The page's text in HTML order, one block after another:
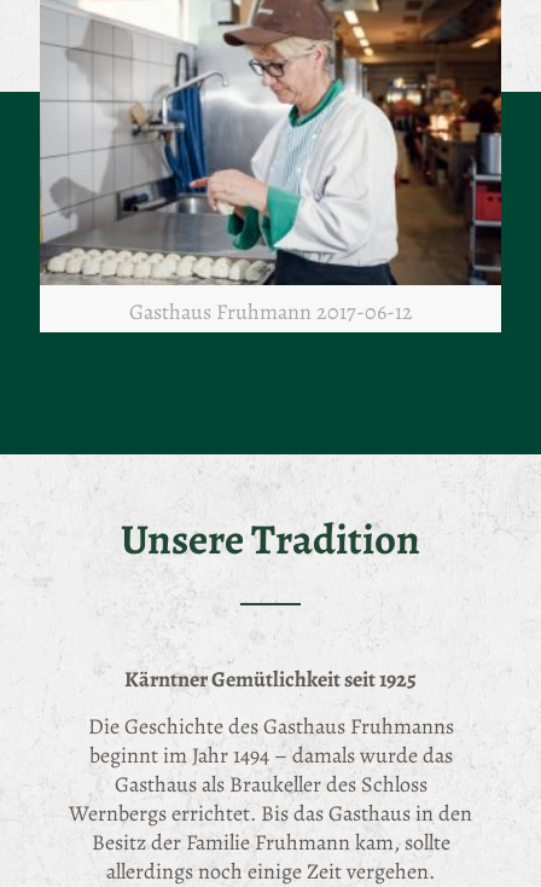
Gasthaus Fruhmann 2017-06-12
Unsere Tradition
Kärntner Gemütlichkeit seit 1925
Die Geschichte des Gasthaus Fruhmanns
beginnt im Jahr 1494 – damals wurde das
Gasthaus als Braukeller des Schloss
Wernbergs errichtet. Bis das Gasthaus in den
Besitz der Familie Fruhmann kam, sollte
allerdings noch einige Zeit vergehen.